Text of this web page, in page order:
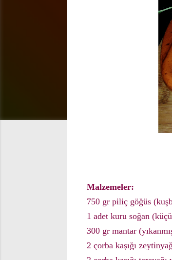
Malzemeler:
750 gr piliç göğüs
1 adet kuru soğan
300 gr mantar
2 çorba kaşığı